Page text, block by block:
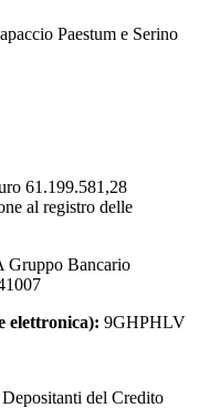
Paestum e Serino
61.199.581,28
al registro delle
Gruppo Bancario
elettronica): 9GHPHLV
del Credito